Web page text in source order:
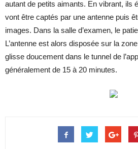
autant de petits aimants. En vibrant, ils
vont être captés par une antenne puis
images. Dans la salle d’examen, le
L’antenne est alors disposée sur la
glisse doucement dans le tunnel de
généralement de 15 à 20 minutes.